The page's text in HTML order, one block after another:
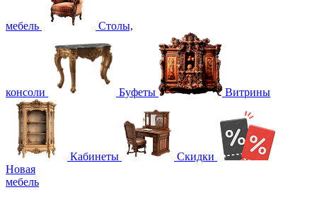
мебель Столы,
консоли Буфеты Витрины
Кабинеты
Скидки
Новая
мебель